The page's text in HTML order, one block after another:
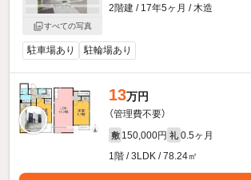
すべての写真
2階建 / 17年5ヶ月 / 木造
駐車場あり 駐輪場あり
13万円
（管理費不要）
敷 150,000円 礼 0.5ヶ月
1階 / 3LDK / 78.24㎡